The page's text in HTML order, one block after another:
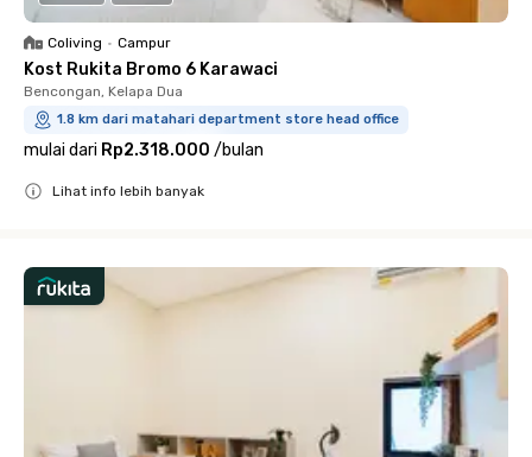
Coliving • Campur
Kost Rukita Bromo 6 Karawaci
Bencongan, Kelapa Dua
1.8 km dari matahari department store head office
mulai dari Rp2.318.000 /bulan
Lihat info lebih banyak